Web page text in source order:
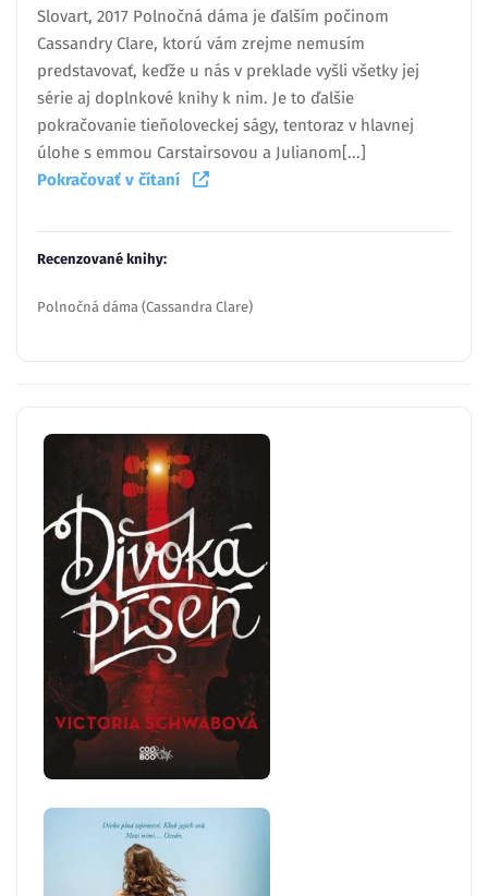
Slovart, 2017 Polnočná dáma je ďalším počinom
Cassandry Clare, ktorú vám zrejme nemusím
predstavovať, keďže u nás v preklade vyšli všetky jej
série aj doplnkové knihy k nim. Je to ďalšie
pokračovanie tieňoloveckej ságy, tentoraz v hlavnej
úlohe s emmou Carstairsovou a Julianom[...]
Pokračovať v čítaní
Recenzované knihy:
Polnočná dáma (Cassandra Clare)